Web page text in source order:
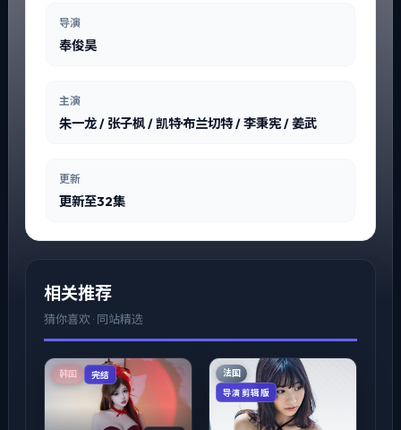
导演
奉俊昊
主演
朱一龙 / 张子枫 / 凯特·布兰切特 / 李秉宪 / 姜武
更新
更新至32集
相关推荐
猜你喜欢 · 同站精选
韩国 完结 法国
导演剪辑版